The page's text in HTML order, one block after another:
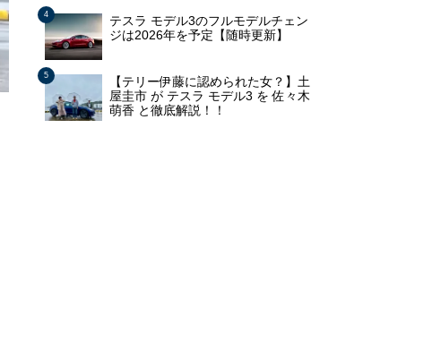
テスラ モデル3のフルモデルチェン
ジは2026年を予定【随時更新】
【テリー伊藤に認められた女？】土
屋圭市 が テスラ モデル3 を 佐々木
萌香 と徹底解説！！